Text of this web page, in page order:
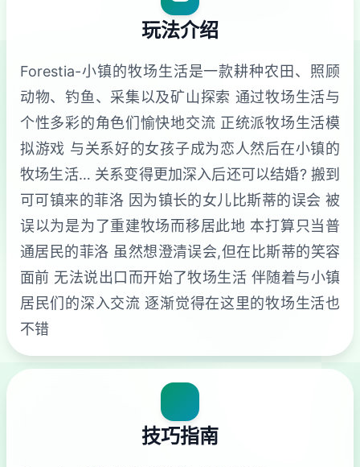
玩法介绍
Forestia-小镇的牧场生活是一款耕种农田、照顾
动物、钓鱼、采集以及矿山探索 通过牧场生活与
个性多彩的角色们愉快地交流 正统派牧场生活模
拟游戏 与关系好的女孩子成为恋人然后在小镇的
牧场生活… 关系变得更加深入后还可以结婚? 搬到
可可镇来的菲洛 因为镇长的女儿比斯蒂的误会 被
误以为是为了重建牧场而移居此地 本打算只当普
通居民的菲洛 虽然想澄清误会,但在比斯蒂的笑容
面前 无法说出口而开始了牧场生活 伴随着与小镇
居民们的深入交流 逐渐觉得在这里的牧场生活也
不错
技巧指南